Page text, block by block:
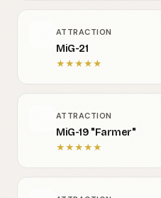
ATTRACTION
MiG-21
★★★★★
ATTRACTION
MiG-19 "Farmer"
★★★★★